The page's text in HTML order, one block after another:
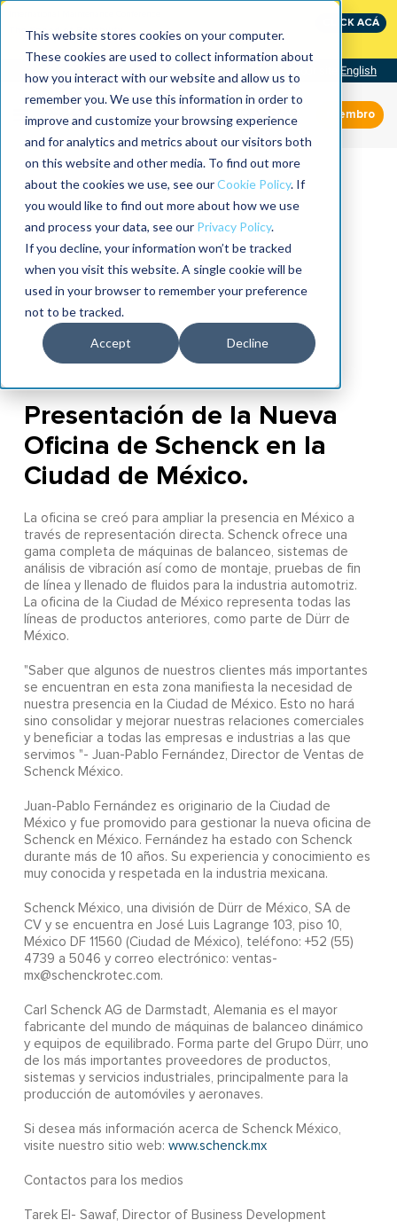
This website stores cookies on your computer.
These cookies are used to collect information about
how you interact with our website and allow us to
remember you. We use this information in order to
improve and customize your browsing experience
and for analytics and metrics about our visitors both
on this website and other media. To find out more
about the cookies we use, see ourCookie Policy. If
you would like to find out more about how we use
and process your data, see our Privacy Policy.
If you decline, your information won’t be tracked
when you visit this website. A single cookie will be
used in your browser to remember your preference
not to be tracked.
Accept Decline
The Speed of Reliability
CLICK ACÁ
English
Miembro
Presentación de la Nueva
Oficina de Schenck en la
Ciudad de México.
La oficina se creó para ampliar la presencia en México a
través de representación directa. Schenck ofrece una
gama completa de máquinas de balanceo, sistemas de
análisis de vibración así como de montaje, pruebas de fin
de línea y llenado de fluidos para la industria automotriz.
La oficina de la Ciudad de México representa todas las
líneas de productos anteriores, como parte de Dürr de
México.
"Saber que algunos de nuestros clientes más importantes
se encuentran en esta zona manifiesta la necesidad de
nuestra presencia en la Ciudad de México. Esto no hará
sino consolidar y mejorar nuestras relaciones comerciales
y beneficiar a todas las empresas e industrias a las que
servimos "- Juan-Pablo Fernández, Director de Ventas de
Schenck México.
Juan-Pablo Fernández es originario de la Ciudad de
México y fue promovido para gestionar la nueva oficina de
Schenck en México. Fernández ha estado con Schenck
durante más de 10 años. Su experiencia y conocimiento es
muy conocida y respetada en la industria mexicana.
Schenck México, una división de Dürr de México, SA de
CV y se encuentra en José Luis Lagrange 103, piso 10,
México DF 11560 (Ciudad de México), teléfono: +52 (55)
4739 a 5046 y correo electrónico: ventas-
mx@schenckrotec.com.
Carl Schenck AG de Darmstadt, Alemania es el mayor
fabricante del mundo de máquinas de balanceo dinámico
y equipos de equilibrado. Forma parte del Grupo Dürr, uno
de los más importantes proveedores de productos,
sistemas y servicios industriales, principalmente para la
producción de automóviles y aeronaves.
Si desea más información acerca de Schenck México,
visite nuestro sitio web: www.schenck.mx
Contactos para los medios
Tarek El- Sawaf, Director of Business Development